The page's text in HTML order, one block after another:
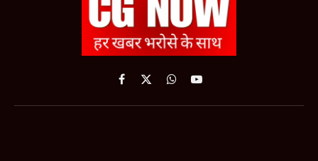
Facebook
X
WhatsApp
YouTube